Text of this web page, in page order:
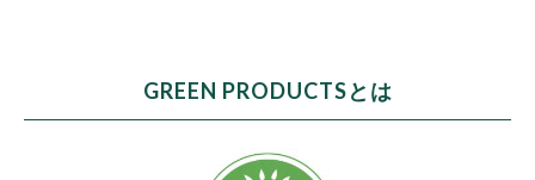
GREEN PRODUCTSとは